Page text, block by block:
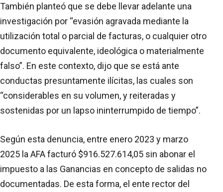
También planteó que se debe llevar adelante una
investigación por “evasión agravada mediante la
utilización total o parcial de facturas, o cualquier otro
documento equivalente, ideológica o materialmente
falso”. En este contexto, dijo que se está ante
conductas presuntamente ilícitas, las cuales son
“considerables en su volumen, y reiteradas y
sostenidas por un lapso ininterrumpido de tiempo”.
Según esta denuncia, entre enero 2023 y marzo
2025 la AFA facturó $916.527.614,05 sin abonar el
impuesto a las Ganancias en concepto de salidas no
documentadas. De esta forma, el ente rector del